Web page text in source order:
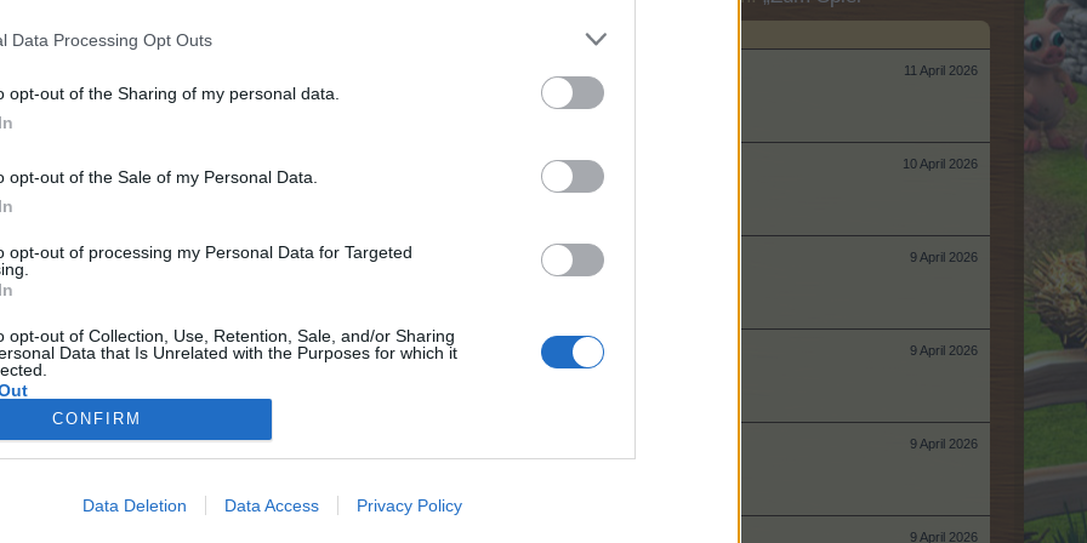
Data Processing Opt Outs
opt-out of the Sharing of my personal data.
opt-out of the Sale of my Personal Data.
opt-out of processing my Personal Data for Targeted
opt-out of Collection, Use, Retention, Sale, and/or Sharing
Data that Is Unrelated with the Purposes for which it
CONFIRM
Data Deletion Data Access Privacy Policy
11 April 2026
10 April 2026
6.000
9 April 2026
9 April 2026
9 April 2026
9 April 2026